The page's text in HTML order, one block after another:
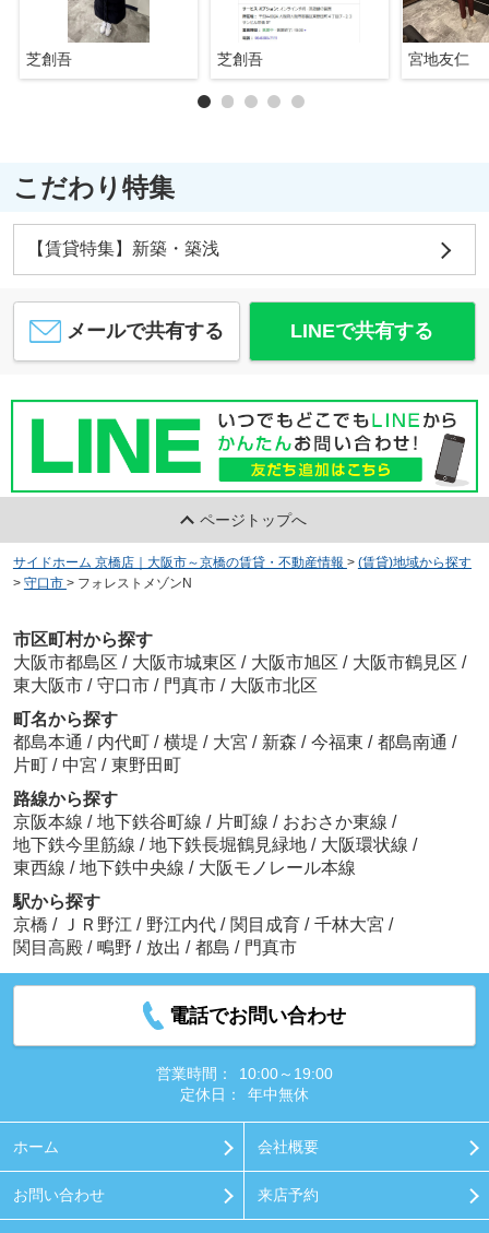
芝創吾 芝創吾 宮地友仁
こだわり特集
【賃貸特集】新築・築浅
メールで共有する LINEで共有する
ページトップへ
サイドホーム 京橋店｜大阪市～京橋の賃貸・不動産情報 > (賃貸)地域から探す
> 守口市 > フォレストメゾンN
市区町村から探す
大阪市都島区 / 大阪市城東区 / 大阪市旭区 / 大阪市鶴見区 /
東大阪市 / 守口市 / 門真市 / 大阪市北区
町名から探す
都島本通 / 内代町 / 横堤 / 大宮 / 新森 / 今福東 / 都島南通 /
片町 / 中宮 / 東野田町
路線から探す
京阪本線 / 地下鉄谷町線 / 片町線 / おおさか東線 /
地下鉄今里筋線 / 地下鉄長堀鶴見緑地 / 大阪環状線 /
東西線 / 地下鉄中央線 / 大阪モノレール本線
駅から探す
京橋 / ＪＲ野江 / 野江内代 / 関目成育 / 千林大宮 /
関目高殿 / 鴫野 / 放出 / 都島 / 門真市
電話でお問い合わせ
営業時間：
10:00～19:00
定休日：
年中無休
ホーム 会社概要
お問い合わせ 来店予約